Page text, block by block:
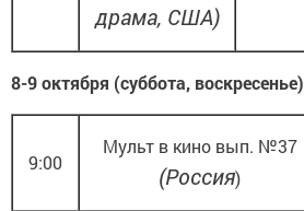
драма, США)
8-9 октября (суббота, воскресенье)
9:00
Мульт в кино вып. №37
(Россия)